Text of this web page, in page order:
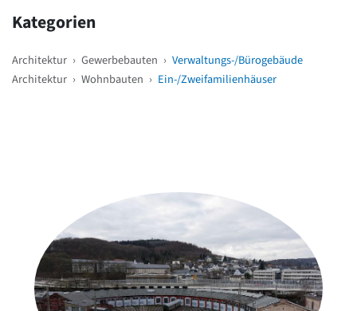
Kategorien
Architektur › Gewerbebauten › Verwaltungs-/Bürogebäude
Architektur › Wohnbauten › Ein-/Zweifamilienhäuser